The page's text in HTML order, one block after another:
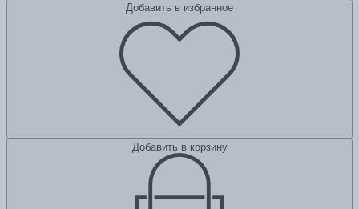
Добавить в избранное
Добавить в корзину